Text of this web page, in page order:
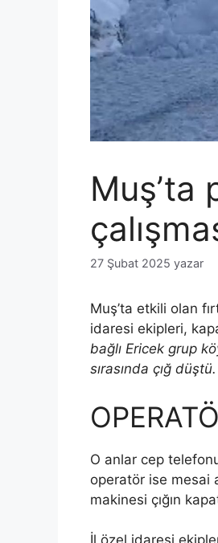
Muş’ta
27 Şubat 2025 yazar
Muş’ta etkili olan
idaresi ekipleri,
bağlı Ericek grup
sırasında çığ düştü.
O anlar cep
operatör ise mesai
makinesi çığın